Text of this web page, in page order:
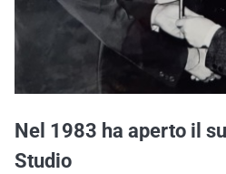
Nel 1983 ha aperto il
Studio